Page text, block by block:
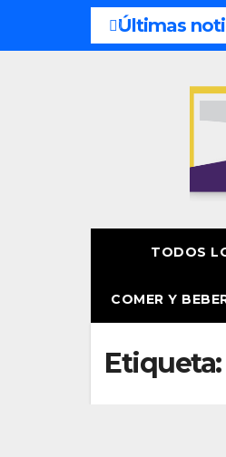
Últimas
Náutica de la Amatxu de
TODOS
COMER Y
Etiqueta: